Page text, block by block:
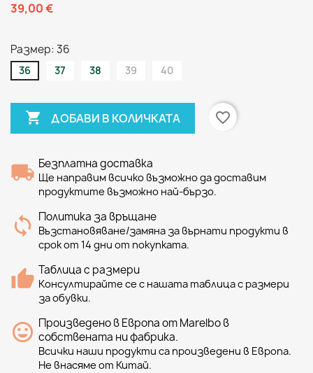
39,00 €
Размер: 36
36 37 38 39 40
 ДОБАВИ В КОЛИЧКАТА favorite_border
Безплатна доставка
Ще направим всичко възможно да доставим
продуктите възможно най-бързо.
Политика за връщане
Възстановяване/замяна за върнати продукти в
срок от 14 дни от покупката.
Таблица с размери
Консултирайте се с нашата таблица с размери
за обувки.
Произведено в Европа от Marelbo в
собствената ни фабрика.
Всички наши продукти са произведени в Европа.
Не внасяме от Китай.